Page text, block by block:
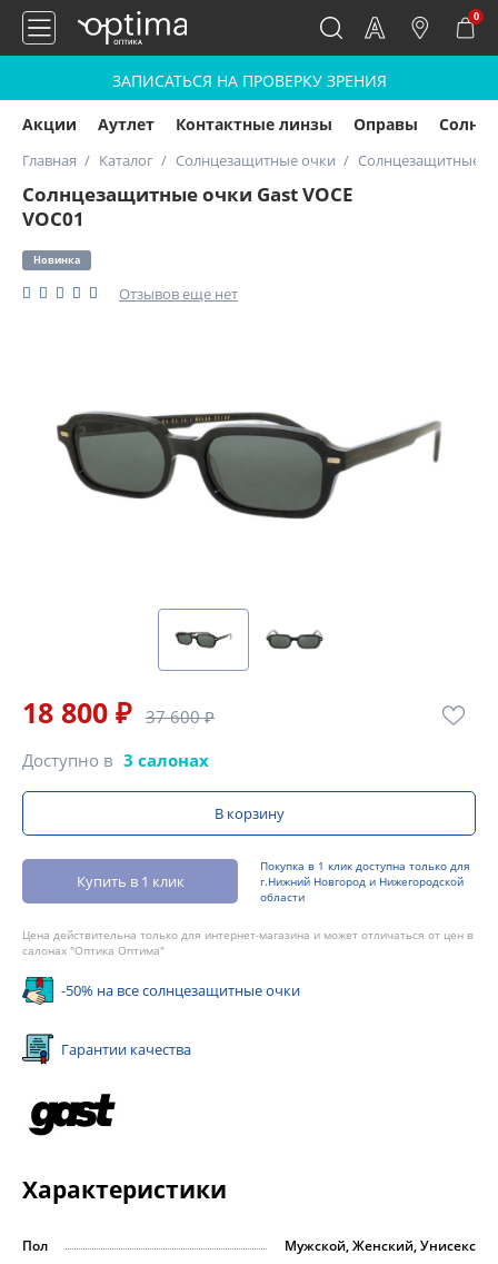
0
ЗАПИСАТЬСЯ НА ПРОВЕРКУ ЗРЕНИЯ
Акции Аутлет Контактные линзы Оправы
Главная Каталог Солнцезащитные очки Солнцезащитные
Солнцезащитные очки Gast VOCE
VOC01
Новинка
Отзывов еще нет
18 800 ₽ 37 600 ₽
Доступно в 3 салонах
В корзину
Купить в 1 клик
Покупка в 1 клик доступна только для
г.Нижний Новгород и Нижегородской
области
Цена действительна только для интернет-магазина и может отличаться от цен в
салонах "Оптика Оптима"
-50% на все солнцезащитные очки
Гарантии качества
Характеристики
Пол
Мужской, Женский, Унисекс